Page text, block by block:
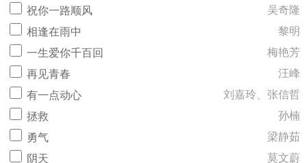
祝你一路顺风
吴奇隆
相逢在雨中
黎明
一生爱你千百回
梅艳芳
再见青春
汪峰
有一点动心
刘嘉玲、张信哲
拯救
孙楠
勇气
梁静茹
阴天
莫文蔚